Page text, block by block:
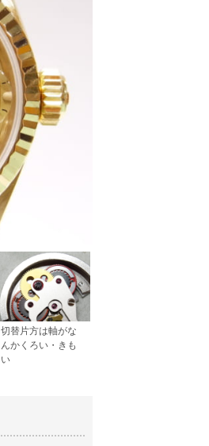
切替片方は軸がな
んかくろい・きも
い